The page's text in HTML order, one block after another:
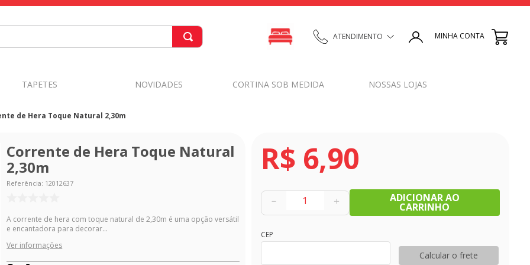
ATENDIMENTO MINHA CONTA
TAPETES NOVIDADES CORTINA SOB MEDIDA NOSSAS LOJAS
de Hera Toque Natural 2,30m
Corrente de Hera Toque Natural
2,30m
Referência: 12012637
A corrente de hera com toque natural de 2,30m é uma opção versátil
e encantadora para decorar...
Ver informações
R$ 6,90
＋
－ ADICIONAR AO
CARRINHO
CEP
Calcular o frete